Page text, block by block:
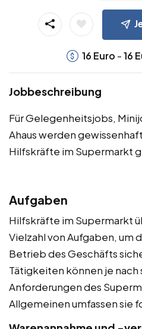
16 Euro -16
Jobbeschreibung
Für Gelegenheitsjobs,
Ahaus werden
Hilfskräfte im Supermarkt
Aufgaben
Hilfskräfte im Supermarkt
Vielzahl von Aufgaben, um
Betrieb des Geschäfts
Tätigkeiten können je
Anforderungen des
Allgemeinen umfassen sie